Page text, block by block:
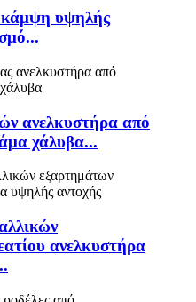
υψηλής
ανελκυστήρα από
χάλυβα...
ανελκυστήρα